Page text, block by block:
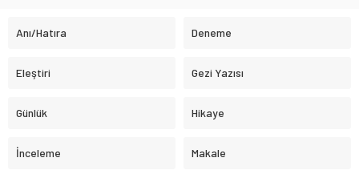
Anı/Hatıra Deneme
Eleştiri Gezi Yazısı
Günlük Hikaye
İnceleme Makale